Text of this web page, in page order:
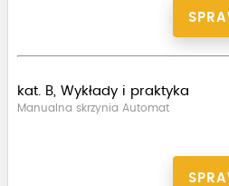
kat. B, Wykłady i praktyka
Manualna skrzynia Automat